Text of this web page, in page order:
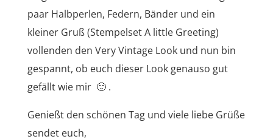
paar Halbperlen, Federn, Bänder und ein
kleiner Gruß (Stempelset A little Greeting)
vollenden den Very Vintage Look und nun bin
gespannt, ob euch dieser Look genauso gut
gefällt wie mir 🙂 .
Genießt den schönen Tag und viele liebe Grüße
sendet euch,